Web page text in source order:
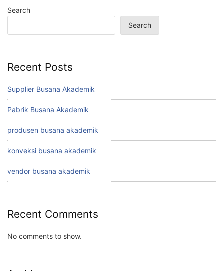
Search
Search
Recent Posts
Supplier Busana Akademik
Pabrik Busana Akademik
produsen busana akademik
konveksi busana akademik
vendor busana akademik
Recent Comments
No comments to show.